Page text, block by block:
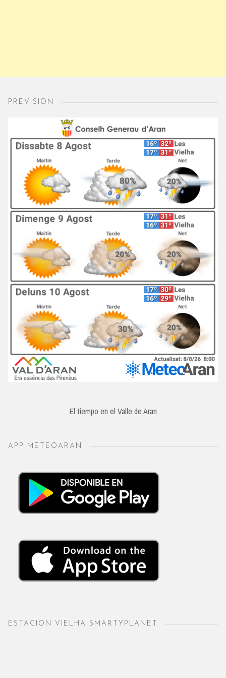
PREVISION
El tiempo en el Valle de Aran
APP METEOARAN
ESTACION VIELHA SMARTYPLANET